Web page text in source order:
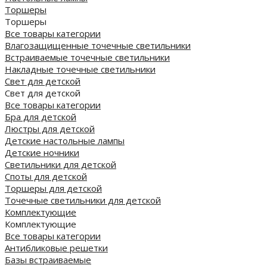
Торшеры
Торшеры
Все товары категории
Влагозащищенные точечные светильники
Встраиваемые точечные светильники
Накладные точечные светильники
Свет для детской
Свет для детской
Все товары категории
Бра для детской
Люстры для детской
Детские настольные лампы
Детские ночники
Светильники для детской
Споты для детской
Торшеры для детской
Точечные светильники для детской
Комплектующие
Комплектующие
Все товары категории
Антибликовые решетки
Базы встраиваемые